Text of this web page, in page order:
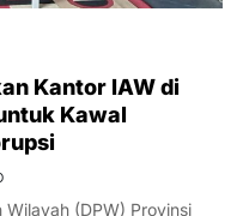
Kantor IAW di
Kawal
(DPW) Provinsi